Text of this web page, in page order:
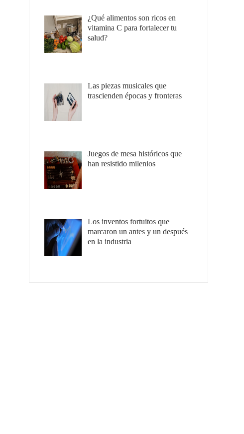
¿Qué alimentos son ricos en
vitamina C para fortalecer tu
salud?
Las piezas musicales que
trascienden épocas y fronteras
Juegos de mesa históricos que
han resistido milenios
Los inventos fortuitos que
marcaron un antes y un después
en la industria